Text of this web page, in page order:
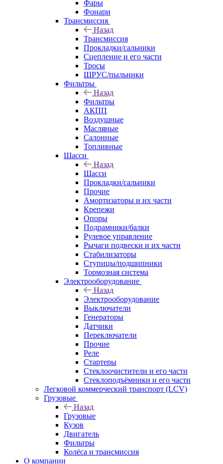
Фары
Фонари
Трансмиссия
Назад
Трансмиссия
Прокладки/сальники
Сцепление и его части
Тросы
ШРУС/пыльники
Фильтры
Назад
Фильтры
АКПП
Воздушные
Масляные
Салонные
Топливные
Шасси
Назад
Шасси
Прокладки/сальники
Прочие
Амортизаторы и их части
Крепежи
Опоры
Подрамники/балки
Рулевое управление
Рычаги подвески и их части
Стабилизаторы
Ступицы/подшипники
Тормозная система
Электрооборудование
Назад
Электрооборудование
Выключатели
Генераторы
Датчики
Переключатели
Прочие
Реле
Стартеры
Стеклоочистители и его части
Стеклоподъёмники и его части
Легковой коммерческий транспорт (LCV)
Грузовые
Назад
Грузовые
Кузов
Двигатель
Фильтры
Колёса и трансмиссия
О компании